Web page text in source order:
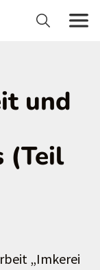
und
(Teil
„Imkerei